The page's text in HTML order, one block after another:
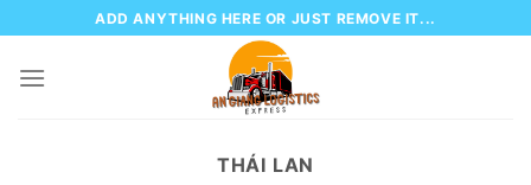
to
content
ADD ANYTHING HERE OR JUST REMOVE IT...
THÁI LAN